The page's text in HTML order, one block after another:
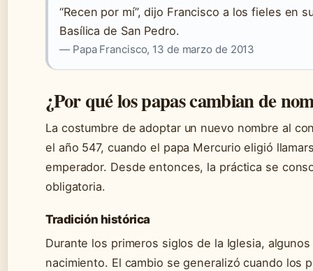
“Recen por mí”, dijo Francisco a los fieles en
Basílica de San Pedro.
— Papa Francisco, 13 de marzo de 2013
¿Por qué los papas cambian de
La costumbre de adoptar un nuevo nombre al
el año 547, cuando el papa Mercurio eligió
emperador. Desde entonces, la práctica se
obligatoria.
Tradición histórica
Durante los primeros siglos de la Iglesia,
nacimiento. El cambio se generalizó cuando los